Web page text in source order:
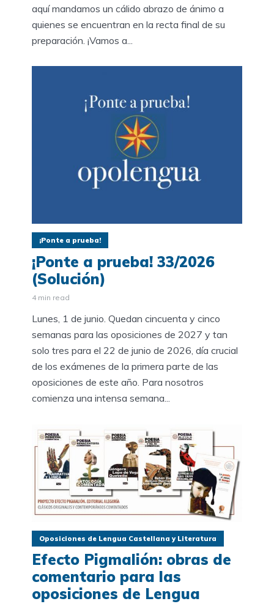
aquí mandamos un cálido abrazo de ánimo a
quienes se encuentran en la recta final de su
preparación. ¡Vamos a...
¡Ponte a prueba!
¡Ponte a prueba! 33/2026
(Solución)
4 min read
Lunes, 1 de junio. Quedan cincuenta y cinco
semanas para las oposiciones de 2027 y tan
solo tres para el 22 de junio de 2026, día crucial
de los exámenes de la primera parte de las
oposiciones de este año. Para nosotros
comienza una intensa semana...
Oposiciones de Lengua Castellana y Literatura
Efecto Pigmalión: obras de
comentario para las
oposiciones de Lengua